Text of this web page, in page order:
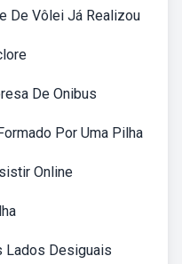
De Vôlei Já Realizou
De Onibus
Por Uma Pilha
Online
Lados Desiguais